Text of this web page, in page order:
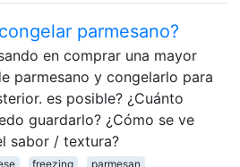
parmesano?
en comprar una mayor
parmesano y congelarlo para
es posible? ¿Cuánto
guardarlo? ¿Cómo se ve
sabor / textura?
freezing parmesan